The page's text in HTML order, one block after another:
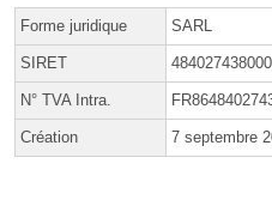
Forme juridique SARL
SIRET
N° TVA Intra.
Création 7 septembre